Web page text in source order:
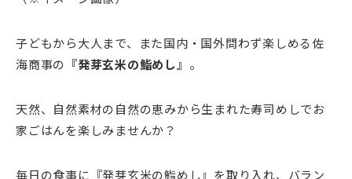
子どもから大人まで、また国内・国外問わず楽しめる佐
海商事の 『発芽玄米の鮨めし』 。
天然、自然素材の自然の恵みから生まれた寿司めしでお
家ごはんを楽しみませんか？
毎日の食事に『発芽玄米の鮨めし』を取り入れ、バラン